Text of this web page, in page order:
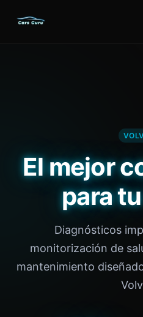
El mejor
para
Diagnósticos
monitorización de
mantenimiento